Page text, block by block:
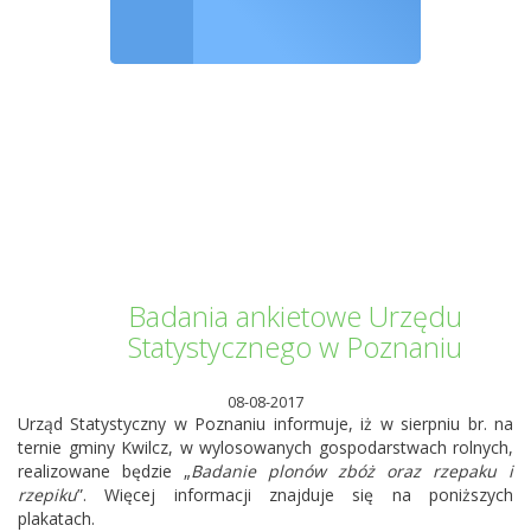
Badania ankietowe Urzędu
Statystycznego w Poznaniu
08-08-2017
Urząd Statystyczny w Poznaniu informuje, iż w sierpniu br. na
ternie gminy Kwilcz, w wylosowanych gospodarstwach rolnych,
realizowane będzie „Badanie plonów zbóż oraz rzepaku i
rzepiku”. Więcej informacji znajduje się na poniższych
plakatach.